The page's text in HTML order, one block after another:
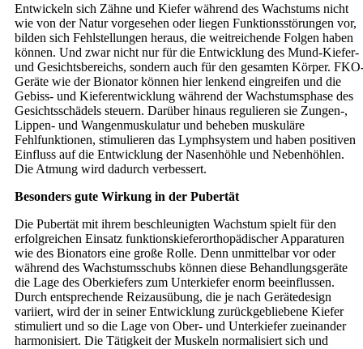
Entwickeln sich Zähne und Kiefer während des Wachstums nicht
wie von der Natur vorgesehen oder liegen Funktionsstörungen vor,
bilden sich Fehlstellungen heraus, die weitreichende Folgen haben
können. Und zwar nicht nur für die Entwicklung des Mund-Kiefer-
und Gesichtsbereichs, sondern auch für den gesamten Körper.
Geräte wie der Bionator können hier lenkend eingreifen und die
Gebiss- und Kieferentwicklung während der Wachstumsphase des
Gesichtsschädels steuern. Darüber hinaus regulieren sie Zungen-,
Lippen- und Wangenmuskulatur und beheben muskuläre
Fehlfunktionen, stimulieren das Lymphsystem und haben positiven
Einfluss auf die Entwicklung der Nasenhöhle und Nebenhöhlen.
Die Atmung wird dadurch verbessert.
Besonders gute Wirkung in der Pubertät
Die Pubertät mit ihrem beschleunigten Wachstum spielt für den
erfolgreichen Einsatz funktionskieferorthopädischer Apparaturen
wie des Bionators eine große Rolle. Denn unmittelbar vor oder
während des Wachstumsschubs können diese Behandlungsgeräte
die Lage des Oberkiefers zum Unterkiefer enorm beeinflussen.
Durch entsprechende Reizausübung, die je nach Gerätedesign
variiert, wird der in seiner Entwicklung zurückgebliebene Kiefer
stimuliert und so die Lage von Ober- und Unterkiefer zueinander
harmonisiert. Die Tätigkeit der Muskeln normalisiert sich und